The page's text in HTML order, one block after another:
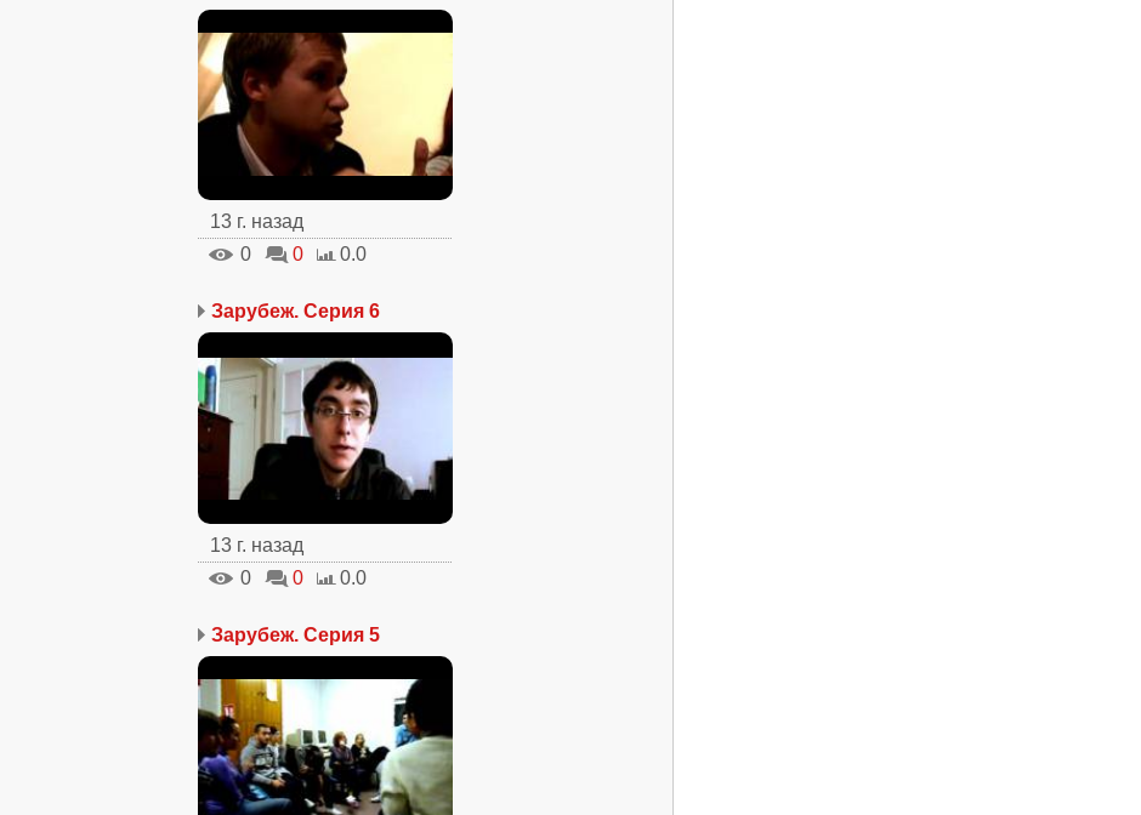
13 г. назад
0
0 0.0
Зарубеж. Серия 6
13 г. назад
0
0 0.0
Зарубеж. Серия 5